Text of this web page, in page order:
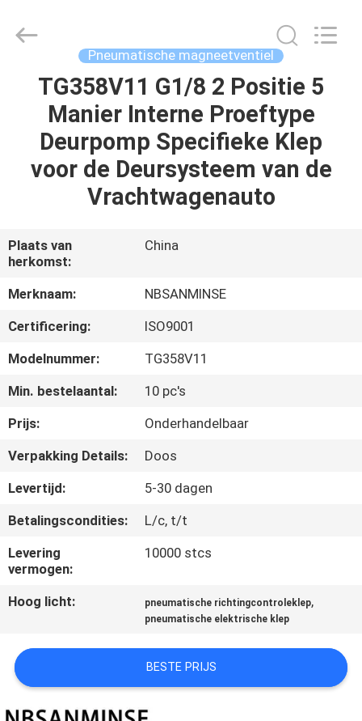
HUIS
PRODUCTEN
ONGEVEER
FABRIEKSREIS
KWALITEITSCONTROLE
CONTACTEER
ONS
NIEUWS
VERZOEK
OM EEN
CITAAT
SITEMAP
PRIVACYBELEID
Export
Co.,Ltd..
Pneumatische magneetventiel
TG358V11 G1/8 2 Positie 5
Manier Interne Proeftype
Deurpomp Specifieke Klep
voor de Deursysteem van de
Vrachtwagenauto
Plaats van
herkomst:
China
Merknaam:
NBSANMINSE
Certificering:
ISO9001
Modelnummer:
TG358V11
Min. bestelaantal:
10 pc's
Prijs:
Onderhandelbaar
Verpakking Details:
Doos
Levertijd:
5-30 dagen
Betalingscondities:
L/c, t/t
Levering
vermogen:
10000 stcs
Hoog licht: pneumatische richtingcontroleklep,
pneumatische elektrische klep
BESTE PRIJS